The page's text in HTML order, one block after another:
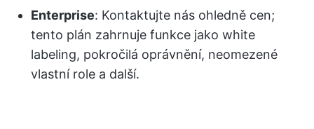
Enterprise: Kontaktujte nás ohledně cen;
tento plán zahrnuje funkce jako white
labeling, pokročilá oprávnění, neomezené
vlastní role a další.